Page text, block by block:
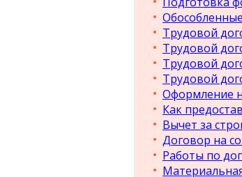
Трудовой
Трудовой
Трудовой
Трудовой
Оформление
Как
Вычет за
Договор на
Работы по